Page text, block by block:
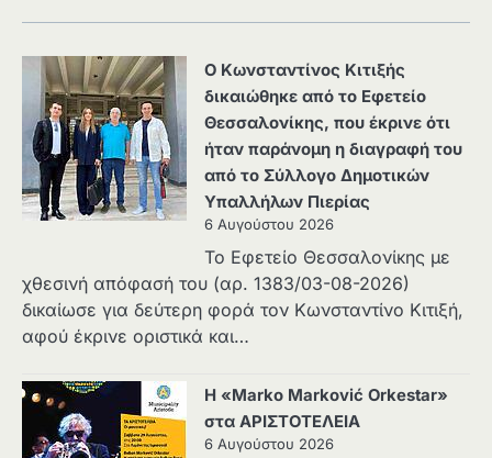
Ο Κωνσταντίνος Κιτιξής
δικαιώθηκε από το Εφετείο
Θεσσαλονίκης, που έκρινε ότι
ήταν παράνομη η διαγραφή του
από το Σύλλογο Δημοτικών
Υπαλλήλων Πιερίας
6 Αυγούστου 2026
Το Εφετείο Θεσσαλονίκης με
χθεσινή απόφασή του (αρ. 1383/03-08-2026)
δικαίωσε για δεύτερη φορά τον Κωνσταντίνο Κιτιξή,
αφού έκρινε οριστικά και…
Η «Marko Marković Orkestar»
στα ΑΡΙΣΤΟΤΕΛΕΙΑ
6 Αυγούστου 2026